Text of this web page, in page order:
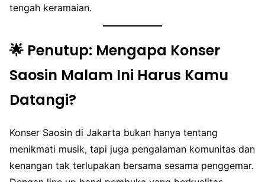
tengah keramaian.
🌟 Penutup: Mengapa Konser
Saosin Malam Ini Harus Kamu
Datangi?
Konser Saosin di Jakarta bukan hanya tentang
menikmati musik, tapi juga pengalaman komunitas dan
kenangan tak terlupakan bersama sesama penggemar.